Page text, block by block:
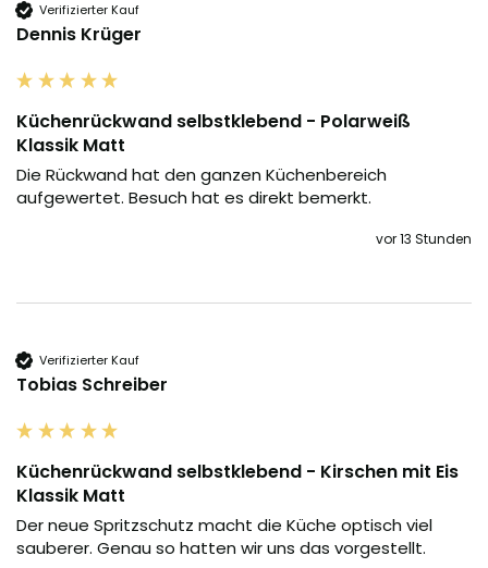
Verifizierter Kauf
Dennis Krüger
Küchenrückwand selbstklebend - Polarweiß
Klassik Matt
Die Rückwand hat den ganzen Küchenbereich
aufgewertet. Besuch hat es direkt bemerkt.
vor 13 Stunden
Verifizierter Kauf
Tobias Schreiber
Küchenrückwand selbstklebend - Kirschen mit Eis
Klassik Matt
Der neue Spritzschutz macht die Küche optisch viel
sauberer. Genau so hatten wir uns das vorgestellt.